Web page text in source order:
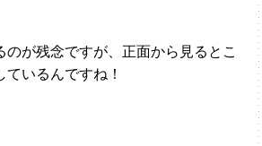
のが残念ですが、正面から見るとこ
いるんですね！